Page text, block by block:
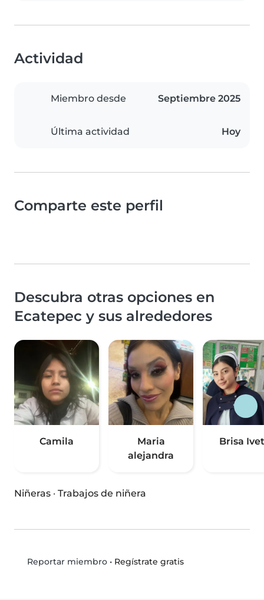
Actividad
Miembro desde Septiembre 2025
Última actividad Hoy
Comparte este perfil
Descubra otras opciones en
Ecatepec y sus alrededores
Camila
Maria
alejandra
Brisa
Niñeras · Trabajos de niñera
Reportar miembro• Regístrate gratis